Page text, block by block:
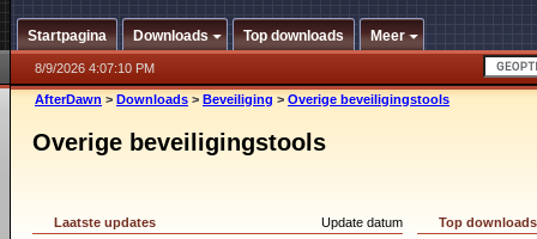
Startpagina Downloads Top downloads Meer
8/9/2026 4:07:10 PM
AfterDawn > Downloads > Beveiliging > Overige beveiligingstools
Overige beveiligingstools
Update datum
Laatste updates
Top downloads